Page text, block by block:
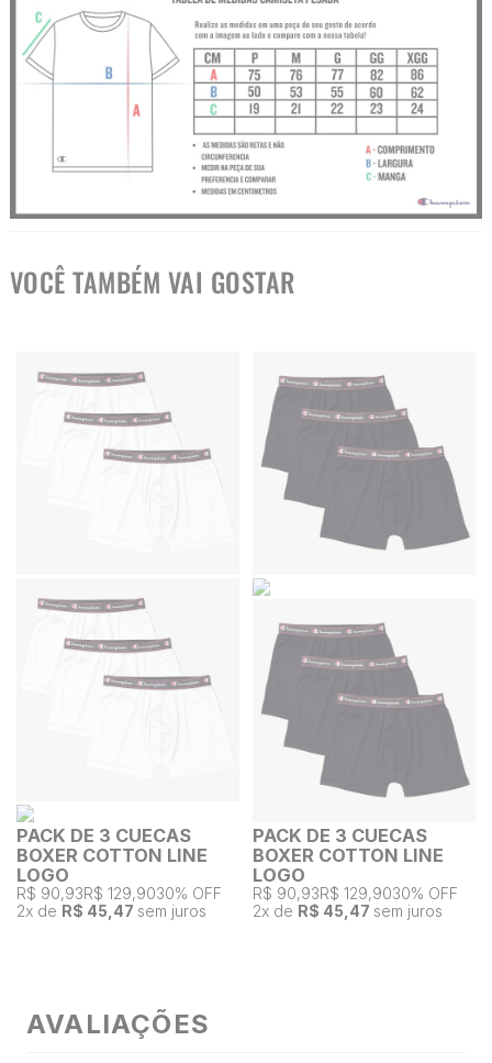
VOCÊ TAMBÉM VAI GOSTAR
PACK DE 3 CUECAS
BOXER COTTON LINE
LOGO
R$ 90,93R$ 129,9030% OFF
2x de R$ 45,47 sem juros
PACK DE 3 CUECAS
BOXER COTTON LINE
LOGO
R$ 90,93R$ 129,9030% OFF
2x de R$ 45,47 sem juros
AVALIAÇÕES